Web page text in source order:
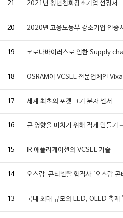
21 2021년 청년친화강소기업 선정서
20 2020년 고용노동부 강소기업 인증서
19 코로나바이러스로 인한 Supply
18 OSRAM이 VCSEL 전문업체인
17 세계 최초의 포켓 크기 분자 센서
16 큰 영향을 미치기 위해 작게 만들기
15 IR 애플리케이션의 VCSEL 기술
14 오스람-콘티넨탈 합작사 '오스람
13 국내 최대 규모의 LED, OLED 축